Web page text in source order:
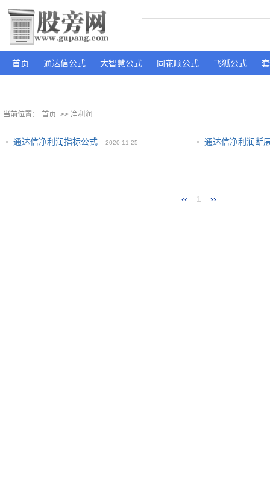
首页 通达信公式 大智慧公式 同花顺公式 飞狐公式
当前位置： 首页 >> 净利润
通达信净利润指标公式 2020-11-25 通达信净利润断
‹‹ 1 ››